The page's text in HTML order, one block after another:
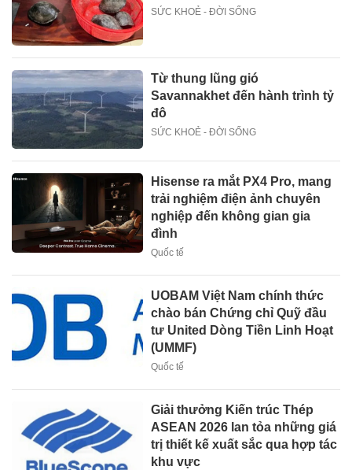
SỨC KHOẺ - ĐỜI SỐNG
Từ thung lũng gió
Savannakhet đến hành trình tỷ
đô
SỨC KHOẺ - ĐỜI SỐNG
Hisense ra mắt PX4 Pro, mang
trải nghiệm điện ảnh chuyên
nghiệp đến không gian gia
đình
Quốc tế
UOBAM Việt Nam chính thức
chào bán Chứng chỉ Quỹ đầu
tư United Dòng Tiền Linh Hoạt
(UMMF)
Quốc tế
Giải thưởng Kiến trúc Thép
ASEAN 2026 lan tỏa những giá
trị thiết kế xuất sắc qua hợp tác
khu vực